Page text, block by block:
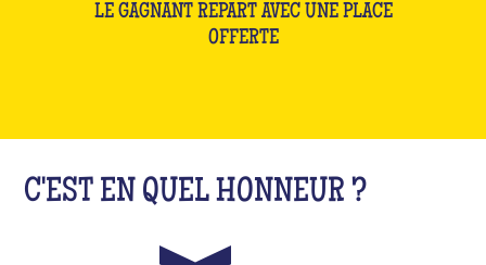
LE GAGNANT REPART AVEC UNE PLACE
OFFERTE
C'EST EN QUEL HONNEUR ?